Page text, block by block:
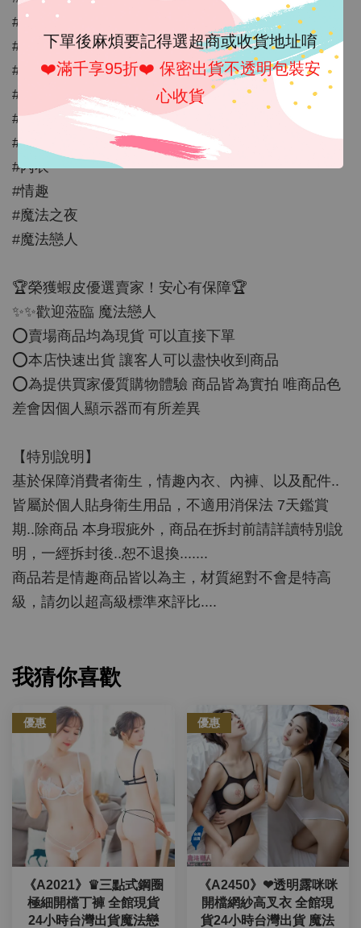
下單後麻煩要記得選超商或收貨地址唷
❤️滿千享95折❤️ 保密出貨不透明包裝安
心收貨
#撞色
#開檔
#今日最便宜
#睡衣
#快速出貨
#蕾絲
#內衣
#情趣
#魔法之夜
#魔法戀人
🏆榮獲蝦皮優選賣家！安心有保障🏆
✨✨歡迎蒞臨 魔法戀人
⭕️賣場商品均為現貨 可以直接下單
⭕️本店快速出貨 讓客人可以盡快收到商品
⭕️為提供買家優質購物體驗 商品皆為實拍 唯商品色
差會因個人顯示器而有所差異
【特別說明】
基於保障消費者衛生，情趣內衣、內褲、以及配件..
皆屬於個人貼身衛生用品，不適用消保法 7天鑑賞
期..除商品 本身瑕疵外，商品在拆封前請詳讀特別說
明，一經拆封後..恕不退換.......
商品若是情趣商品皆以為主，材質絕對不會是特高
級，請勿以超高級標準來評比....
我猜你喜歡
優惠
《A2021》♛三點式鋼圈
極細開檔丁褲 全館現貨
24小時台灣出貨魔法戀
優惠
《A2450》❤透明露咪咪
開檔網紗高叉衣 全館現
貨24小時台灣出貨 魔法